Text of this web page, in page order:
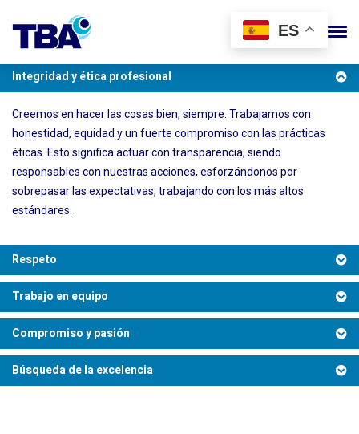
ES
Integridad y ética profesional
Creemos en hacer las cosas bien, siempre. Trabajamos con
honestidad, equidad y un fuerte compromiso con las prácticas
éticas. Esto significa actuar con transparencia, siendo
responsables con nuestras acciones, esforzándonos por
sobrepasar las expectativas, trabajando con los más altos
estándares.
Respeto
Trabajo en equipo
Compromiso y pasión
Búsqueda de la excelencia